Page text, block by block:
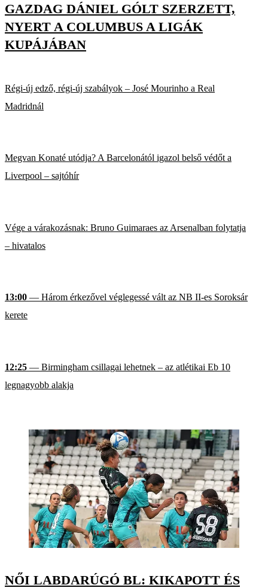
GAZDAG DÁNIEL GÓLT SZERZETT,
NYERT A COLUMBUS A LIGÁK
KUPÁJÁBAN
Régi-új edző, régi-új szabályok – José Mourinho a Real
Madridnál
Megvan Konaté utódja? A Barcelonától igazol belső védőt a
Liverpool – sajtóhír
Vége a várakozásnak: Bruno Guimaraes az Arsenalban folytatja
– hivatalos
13:00 — Három érkezővel véglegessé vált az NB II-es Soroksár
kerete
12:25 — Birmingham csillagai lehetnek – az atlétikai Eb 10
legnagyobb alakja
NŐI LABDARÚGÓ BL: KIKAPOTT ÉS